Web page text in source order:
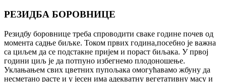
РЕЗИДБА БОРОВНИЦЕ
Резидбу боровнице треба спроводити сваке године почев од
момента садње биљке. Током првих година,посебно је важна
са циљем да се подстакне пријем и пораст биљака. У првој
години циљ је да потпуно избегнемо плодоношење.
Уклањањем свих цветних пупољака омогућавамо жбуну да
несметано расте и у јесен има адекватну вегетативну масу и